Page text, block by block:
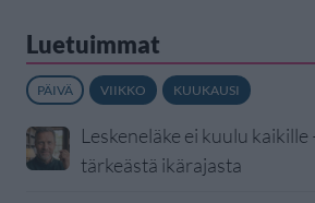
Luetuimmat
PÄIVÄ VIIKKO KUUKAUSI
Leskeneläke ei kuulu
tärkeästä ikärajasta